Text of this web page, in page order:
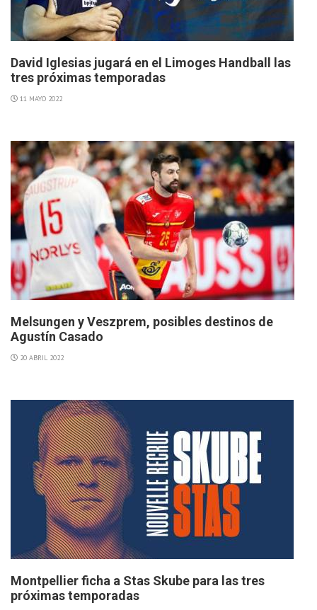
David Iglesias jugará en el Limoges Handball las
tres próximas temporadas
11 MAYO 2022
Melsungen y Veszprem, posibles destinos de
Agustín Casado
20 ABRIL 2022
Montpellier ficha a Stas Skube para las tres
próximas temporadas